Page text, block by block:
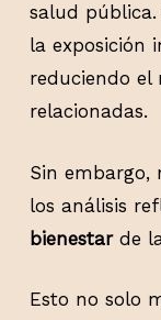
salud pública.
la exposición
reduciendo el
relacionadas.
Sin embargo,
los análisis
bienestarde
Esto no solo